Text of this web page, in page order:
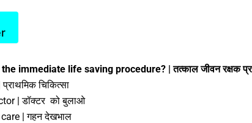
immediate life saving procedure? | तत्काल जीवन रक्षक
चिकित्सा
| डॉक्टर को बुलाओ
| गहन देखभाल